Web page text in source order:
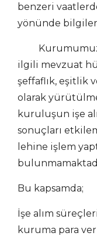
benzeri
yönünde bilgiler
ilgili mevzuat
şeffaflık, eşitlik
olarak
kuruluşun işe
sonuçları
lehine işlem
Bu kapsamda;
İşe alım
kuruma para